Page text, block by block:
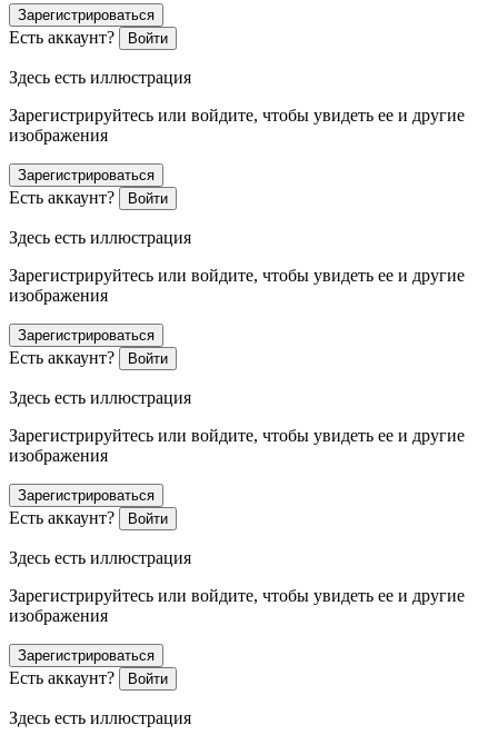
Зарегистрироваться
Есть аккаунт? Войти
Здесь есть иллюстрация
Зарегистрируйтесь или войдите, чтобы увидеть ее и другие
изображения
Зарегистрироваться
Есть аккаунт? Войти
Здесь есть иллюстрация
Зарегистрируйтесь или войдите, чтобы увидеть ее и другие
изображения
Зарегистрироваться
Есть аккаунт? Войти
Здесь есть иллюстрация
Зарегистрируйтесь или войдите, чтобы увидеть ее и другие
изображения
Зарегистрироваться
Есть аккаунт? Войти
Здесь есть иллюстрация
Зарегистрируйтесь или войдите, чтобы увидеть ее и другие
изображения
Зарегистрироваться
Есть аккаунт? Войти
Здесь есть иллюстрация